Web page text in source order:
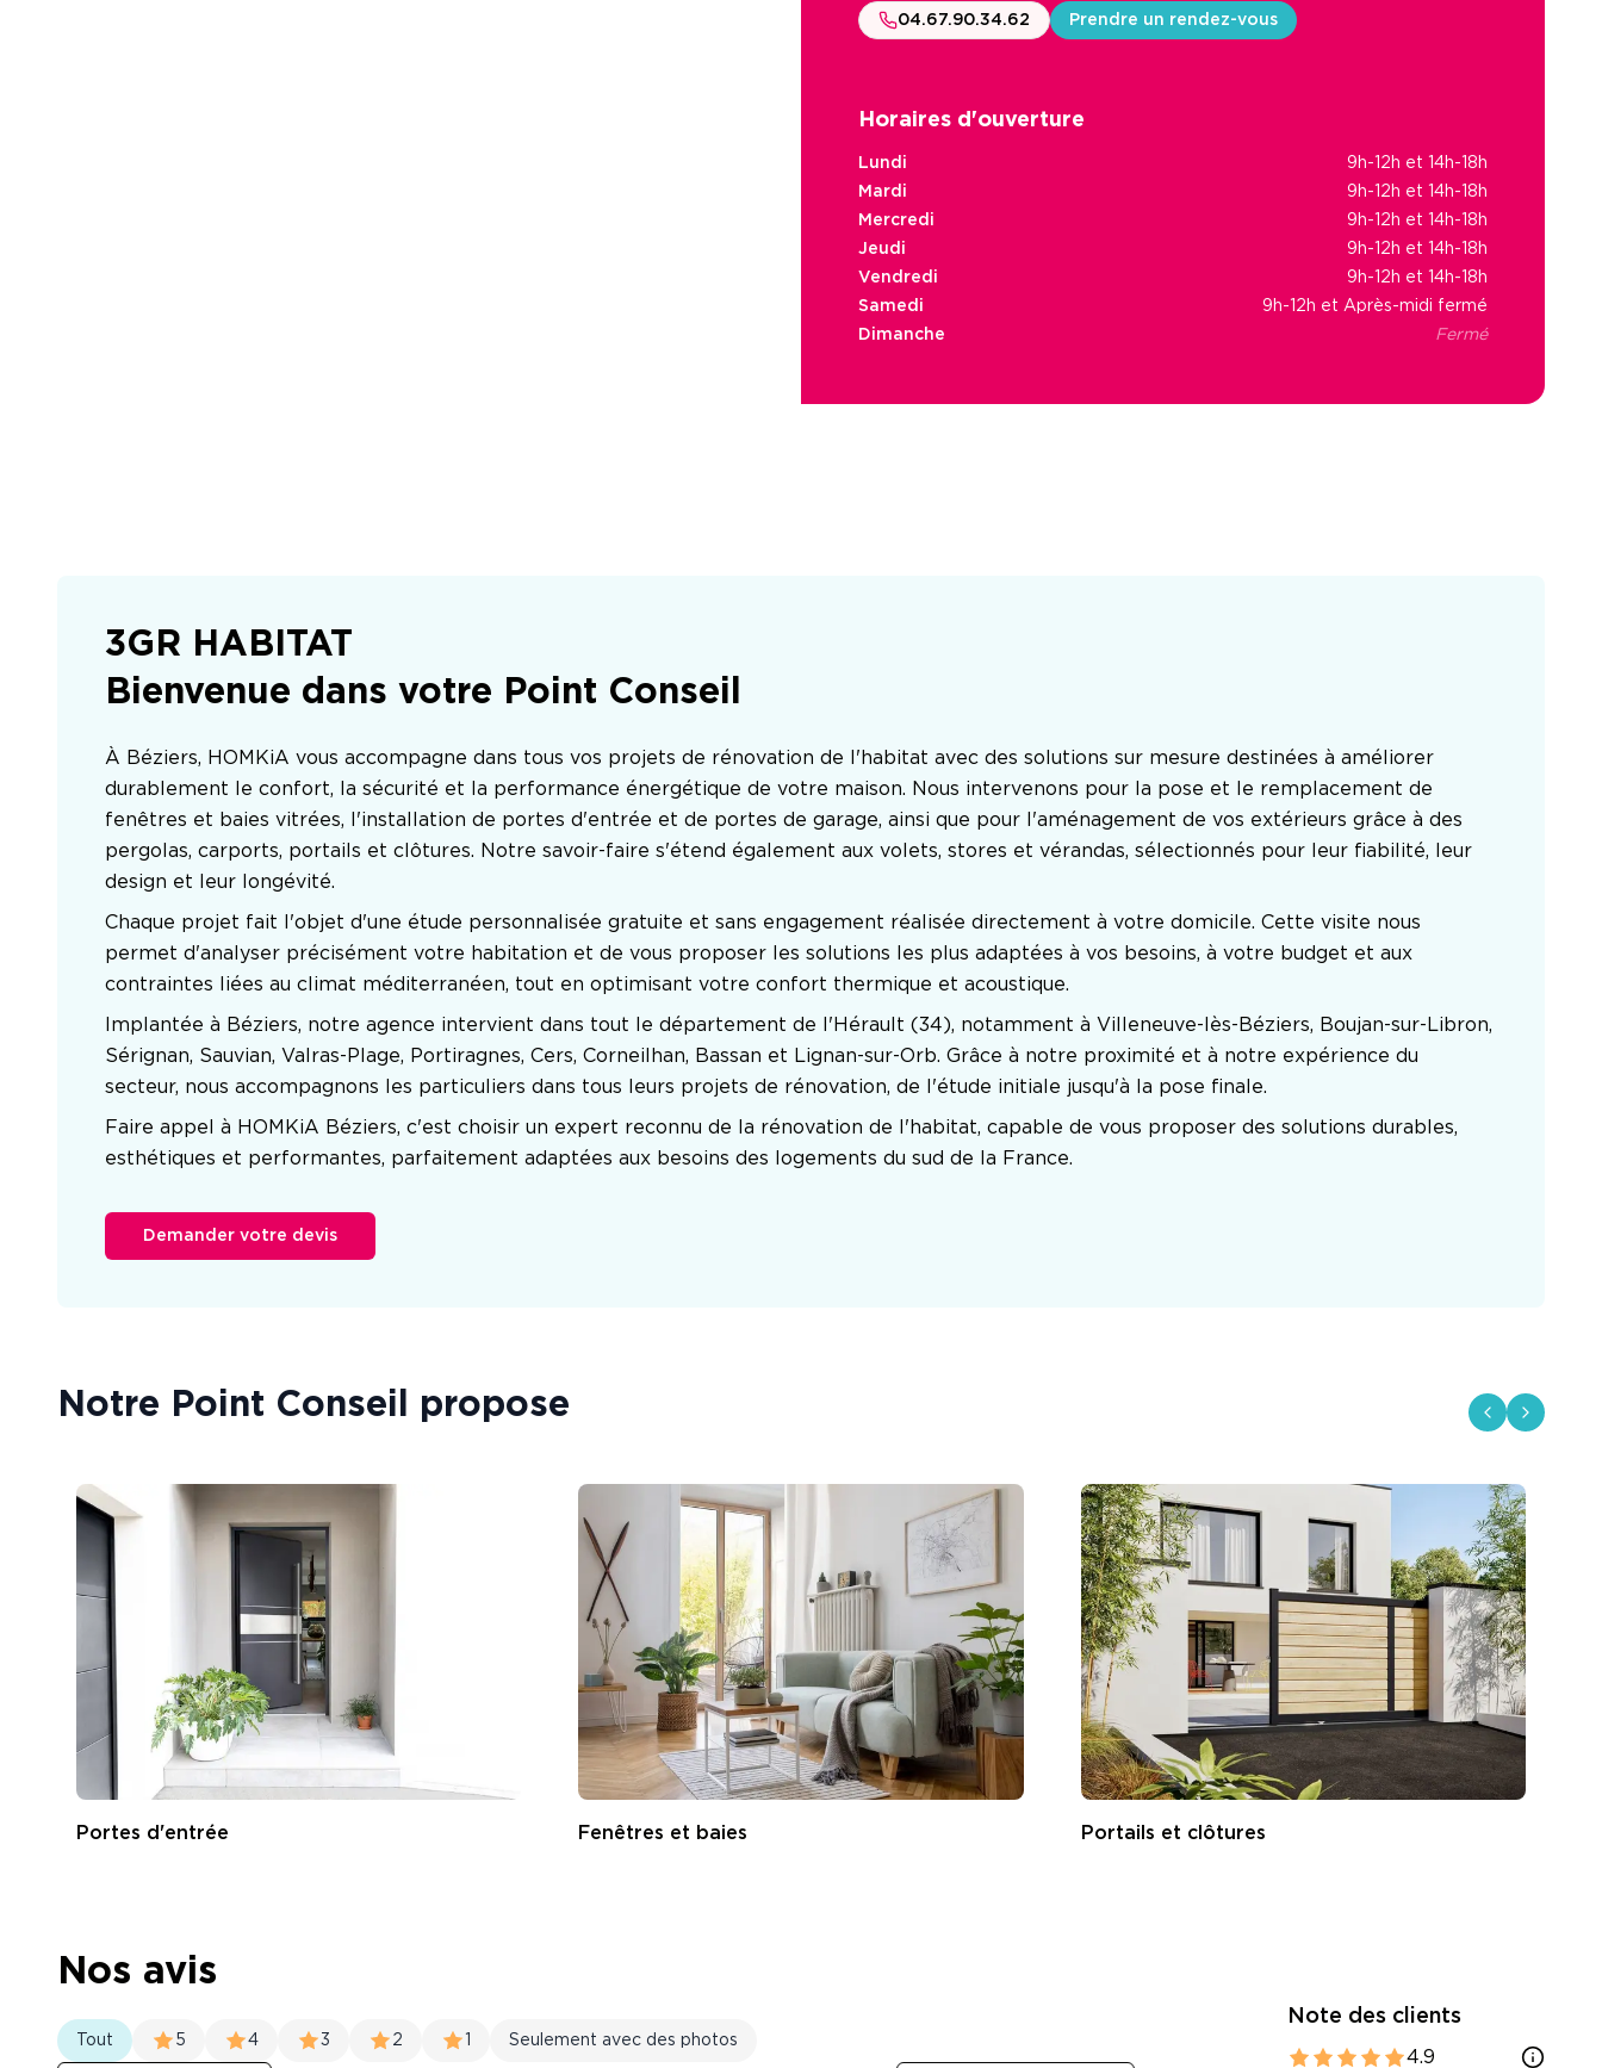
04.67.90.34.62 Prendre un rendez-vous
Horaires d'ouverture
Lundi
9h-12h et 14h-18h
Mardi
9h-12h et 14h-18h
Mercredi
9h-12h et 14h-18h
Jeudi
9h-12h et 14h-18h
Vendredi
9h-12h et 14h-18h
Samedi
9h-12h et Après-midi fermé
Dimanche
Fermé
3GR HABITAT
Bienvenue dans votre Point Conseil
À Béziers, HOMKiA vous accompagne dans tous vos projets de rénovation de l'habitat avec des solutions sur mesure destinées à améliorer
durablement le confort, la sécurité et la performance énergétique de votre maison. Nous intervenons pour la pose et le remplacement de
fenêtres et baies vitrées, l'installation de portes d'entrée et de portes de garage, ainsi que pour l'aménagement de vos extérieurs grâce à des
pergolas, carports, portails et clôtures. Notre savoir-faire s'étend également aux volets, stores et vérandas, sélectionnés pour leur fiabilité, leur
design et leur longévité.
Chaque projet fait l'objet d'une étude personnalisée gratuite et sans engagement réalisée directement à votre domicile. Cette visite nous
permet d'analyser précisément votre habitation et de vous proposer les solutions les plus adaptées à vos besoins, à votre budget et aux
contraintes liées au climat méditerranéen, tout en optimisant votre confort thermique et acoustique.
Implantée à Béziers, notre agence intervient dans tout le département de l'Hérault (34), notamment à Villeneuve-lès-Béziers, Boujan-sur-Libron,
Sérignan, Sauvian, Valras-Plage, Portiragnes, Cers, Corneilhan, Bassan et Lignan-sur-Orb. Grâce à notre proximité et à notre expérience du
secteur, nous accompagnons les particuliers dans tous leurs projets de rénovation, de l'étude initiale jusqu'à la pose finale.
Faire appel à HOMKiA Béziers, c'est choisir un expert reconnu de la rénovation de l'habitat, capable de vous proposer des solutions durables,
esthétiques et performantes, parfaitement adaptées aux besoins des logements du sud de la France.
Demander votre devis
Notre Point Conseil propose
Portes d'entrée Fenêtres et baies Portails et clôtures
Previous
Next
Nos avis
Tout 5 4 3 2 Seulement avec des photos
Note des clients
4.9